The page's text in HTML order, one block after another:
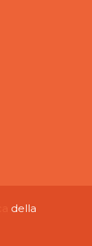
della